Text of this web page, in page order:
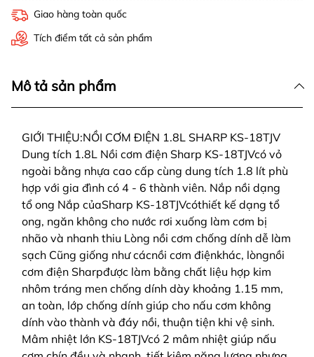
Giao hàng toàn quốc
Tích điểm tất cả sản phẩm
Mô tả sản phẩm
GIỚI THIỆU:NỒI CƠM ĐIỆN 1.8L SHARP KS-18TJV
Dung tích 1.8L Nồi cơm điện Sharp KS-18TJVcó vỏ
ngoài bằng nhựa cao cấp cùng dung tích 1.8 lít phù
hợp với gia đình có 4 - 6 thành viên. Nắp nồi dạng
tổ ong Nắp củaSharp KS-18TJVcóthiết kế dạng tổ
ong, ngăn không cho nước rơi xuống làm cơm bị
nhão và nhanh thiu Lòng nồi cơm chống dính dễ làm
sạch Cũng giống như cácnồi cơm điệnkhác, lòngnồi
cơm điện Sharpđược làm bằng chất liệu hợp kim
nhôm tráng men chống dính dày khoảng 1.15 mm,
an toàn, lớp chống dính giúp cho nấu cơm không
dính vào thành và đáy nồi, thuận tiện khi vệ sinh.
Mâm nhiệt lớn KS-18TJVcó 2 mâm nhiệt giúp nấu